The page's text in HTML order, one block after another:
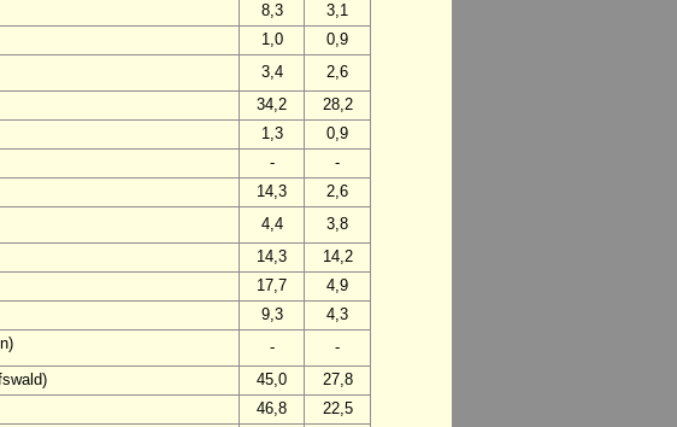
8,3
3,1
1,0
0,9
3,4
2,6
34,2
28,2
1,3
0,9
-
-
14,3
2,6
4,4
3,8
14,3
14,2
17,7
4,9
9,3
4,3
-
-
45,0
27,8
46,8
22,5